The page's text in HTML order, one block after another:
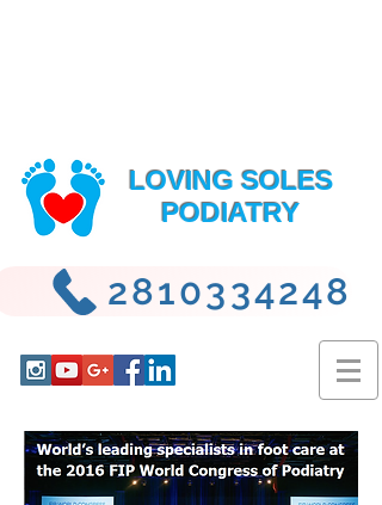
LOVING SOLES
PODIATRY
2810334248